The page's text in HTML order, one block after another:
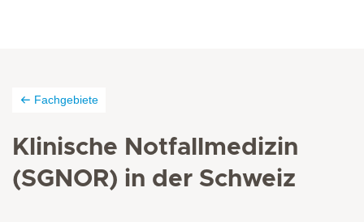
Fachgebiete
Klinische Notfallmedizin
(SGNOR) in der Schweiz